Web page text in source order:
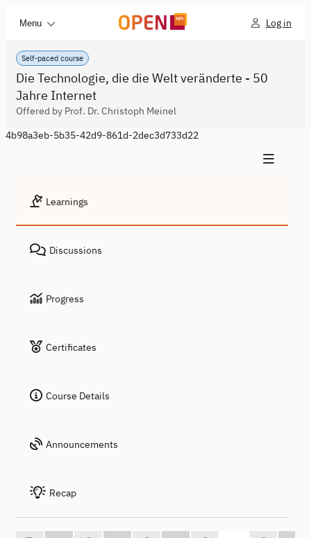
Menu Log in
Self-paced course
Die Technologie, die die Welt veränderte - 50
Jahre Internet
Offered by Prof. Dr. Christoph Meinel
4b98a3eb-5b35-42d9-861d-2dec3d733d22
Learnings
Discussions
Progress
Certificates
Course Details
Announcements
Recap